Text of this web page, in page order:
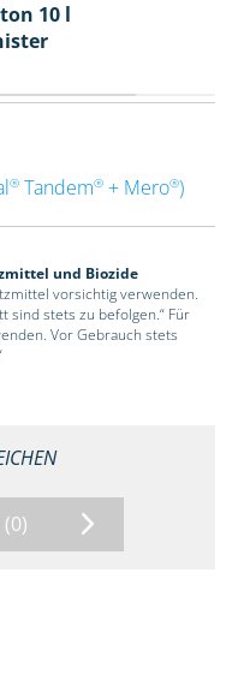
10 l
®Tandem®+ Mero®)
und Biozide
vorsichtig verwenden.
sind stets zu befolgen.“ Für
Vor Gebrauch stets
(0)